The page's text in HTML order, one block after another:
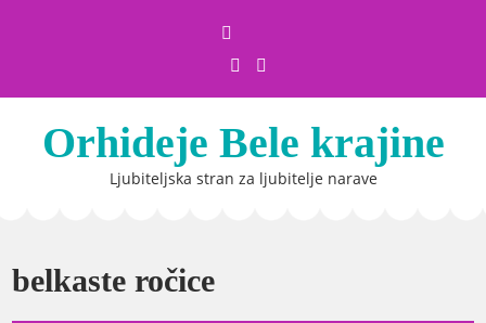
Orhideje Bele krajine
Ljubiteljska stran za ljubitelje narave
belkaste ročice